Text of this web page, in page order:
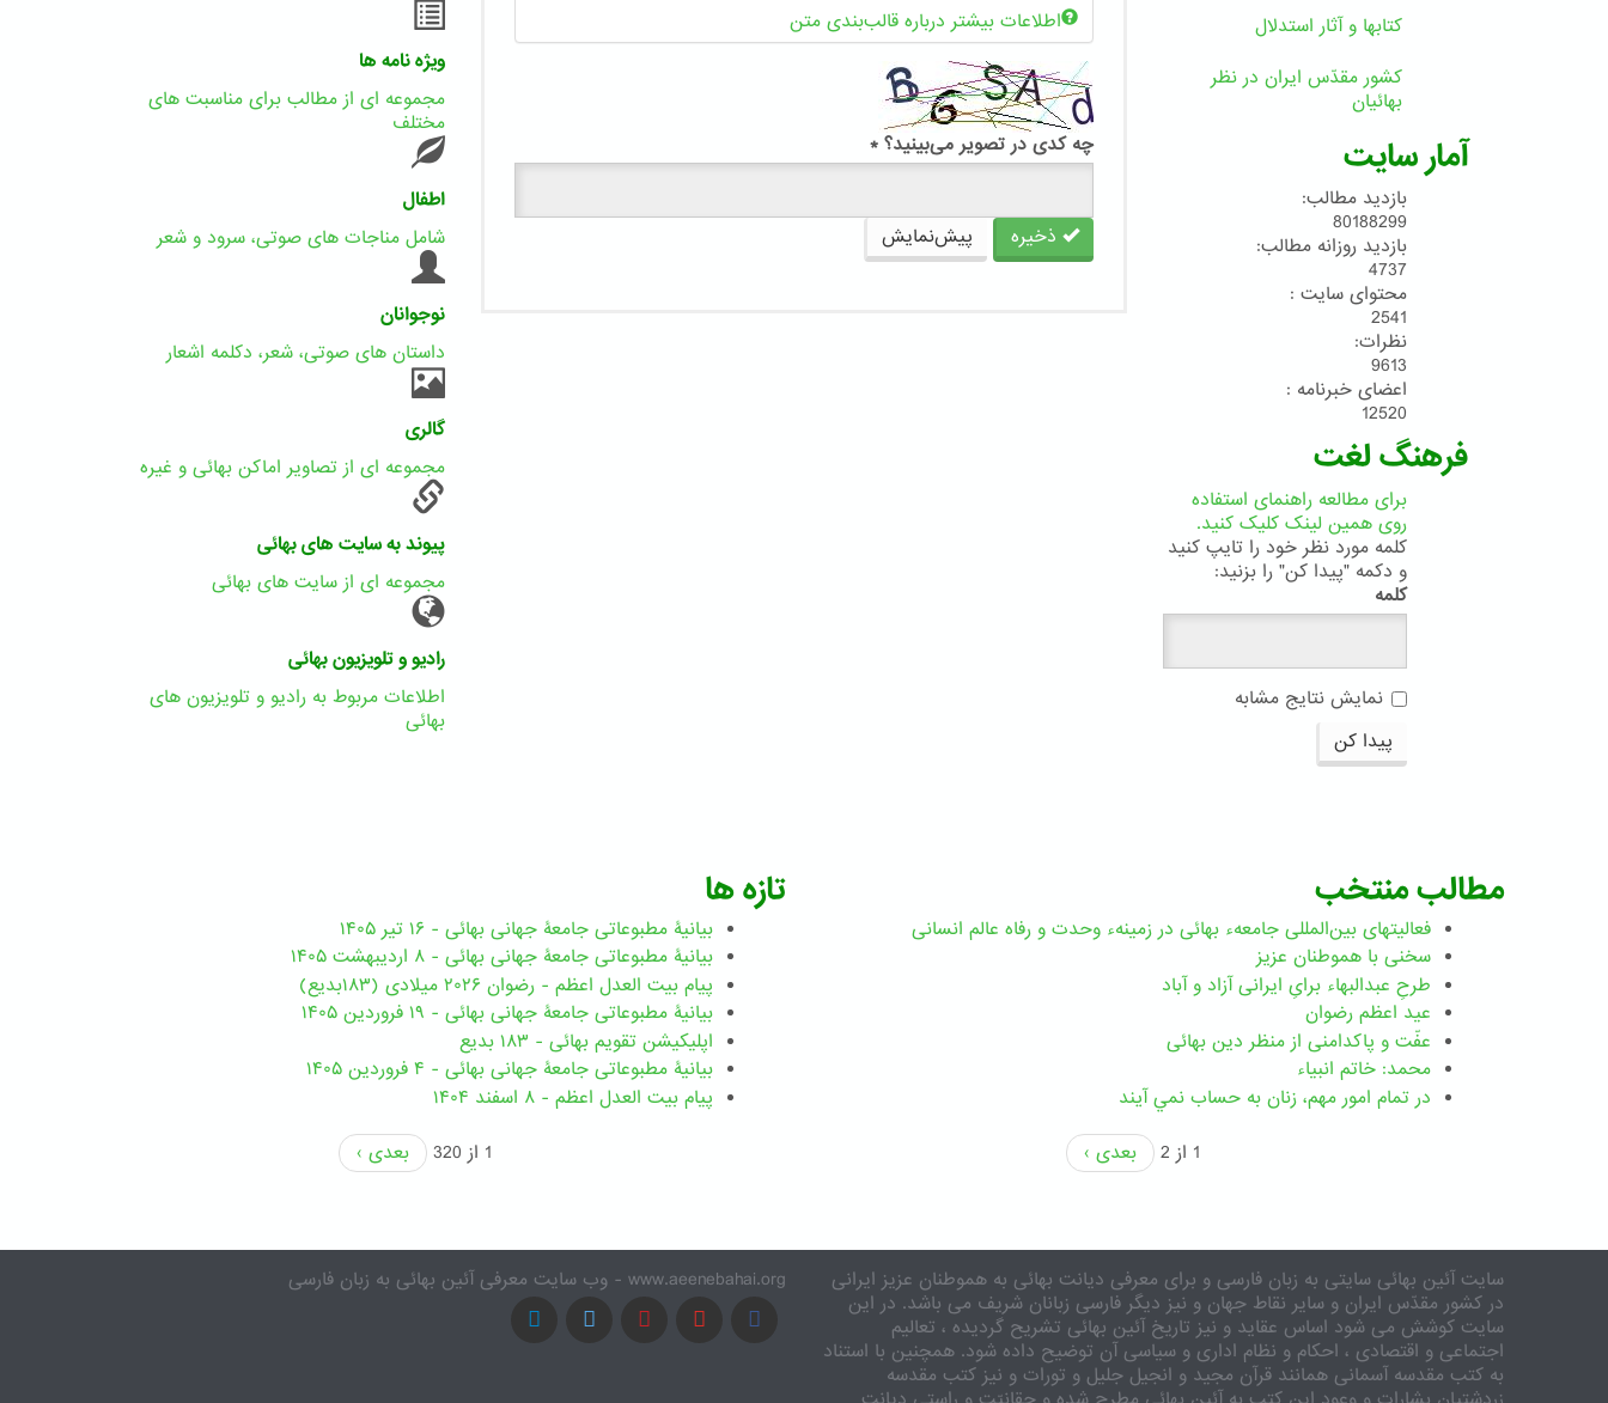
اطلاعات بیشتر درباره قالب‌بندی متن
چه کدی در تصویر می‌بینید؟ *
ذخیره پیش‌نمایش
ویژه نامه ها
مجموعه ای از مطالب برای مناسبت های
مختلف
اطفال
شامل مناجات های صوتی، سرود و شعر
نوجوانان
داستان های صوتی، شعر، دکلمه اشعار
گالری
مجموعه ای از تصاویر اماکن بهائی و غیره
پیوند به سایت های بهائی
مجموعه ای از سایت های بهائی
رادیو و تلویزیون بهائی
اطلاعات مربوط به رادیو و تلویزیون های
بهائی
کتابها و آثار استدلال
کشور مقدّس ایران در نظر
بهائیان
آمار سایت
بازدید مطالب:
80188299
بازدید روزانه مطالب:
4737
محتوای سایت :
2541
نظرات:
9613
اعضای خبرنامه :
12520
فرهنگ لغت
برای مطالعه راهنمای استفاده
روی همین لینک کلیک کنید.
کلمه مورد نظر خود را تایپ کنید
و دکمه "پیدا کن" را بزنید:
کلمه
نمایش نتایج مشابه
پیدا کن
تازه ها
بیانیۀ مطبوعاتی جامعۀ جهانی بهائی - ۱۶ تیر ۱۴۰۵
بیانیۀ مطبوعاتی جامعۀ جهانی بهائی - ۸ اردیبهشت ۱۴۰۵
پیام بیت العدل اعظم - رضوان ۲۰۲۶ میلادی (۱۸۳بدیع)
بیانیۀ مطبوعاتی جامعۀ جهانی بهائی - ۱۹ فروردین ۱۴۰۵
اپلیکیشن تقویم بهائی - ۱۸۳ بدیع
بیانیۀ مطبوعاتی جامعۀ جهانی بهائی - ۴ فروردین ۱۴۰۵
پیام بیت العدل اعظم - ۸ اسفند ۱۴۰۴
1 از 320
بعدی ›
مطالب منتخب
فعالیتهای بین‌المللی جامعهء بهائی در زمینهء وحدت و رفاه عالم انسانی
سخنی با هموطنان عزیز
طرحِ عبدالبهاء برایِ ایرانی آزاد و آباد
عید اعظم رضوان
عفّت و پاکدامنی از منظر دین بهائی
محمد: خاتم انبیاء
در تمام امور مهم،‌ زنان به حساب نمي آيند
1 از 2
بعدی ›
www.aeenebahai.org - وب سایت معرفی آئین بهائی به زبان فارسی
سایت آئین بهائی سایتی به زبان فارسی و برای معرفی دیانت بهائی به هموطنان عزیز ایرانی
در کشور مقدّس ایران و سایر نقاط جهان و نیز دیگر فارسی زبانان شریف می باشد. در این
سایت کوشش می شود اساس عقاید و نیز تاریخ آئین بهائی تشریح گردیده ، تعالیم
اجتماعی و اقتصادی ، احکام و نظام اداری و سیاسی آن توضیح داده شود. همچنین با استناد
به کتب مقدسه آسمانی همانند قرآن مجید و انجیل جلیل و تورات و نیز کتب مقدسه